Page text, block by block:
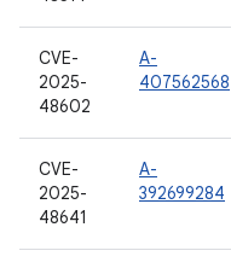
CVE-
2025-
48602
A-
407562568
CVE-
2025-
48641
A-
392699284